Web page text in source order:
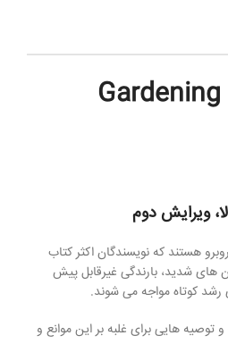
ویرایش دوم
هستند که نویسندگان اکثر کتاب
های شدید، بارندگی غیرقابل پیش
کوتاه مواجه می شوند.
و توصیه هایی برای غلبه بر این موانع و